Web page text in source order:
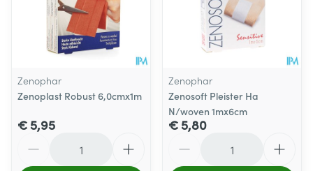
Zenophar
Zenoplast Robust 6,0cmx1m
€ 5,95
Zenophar
Zenosoft Pleister Ha
N/woven 1mx6cm
€ 5,80